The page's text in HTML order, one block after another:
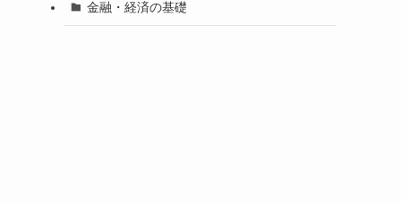
金融・経済の基礎